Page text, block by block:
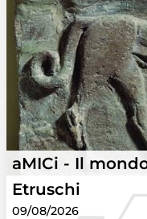
aMICi - Il
Etruschi
09/08/2026